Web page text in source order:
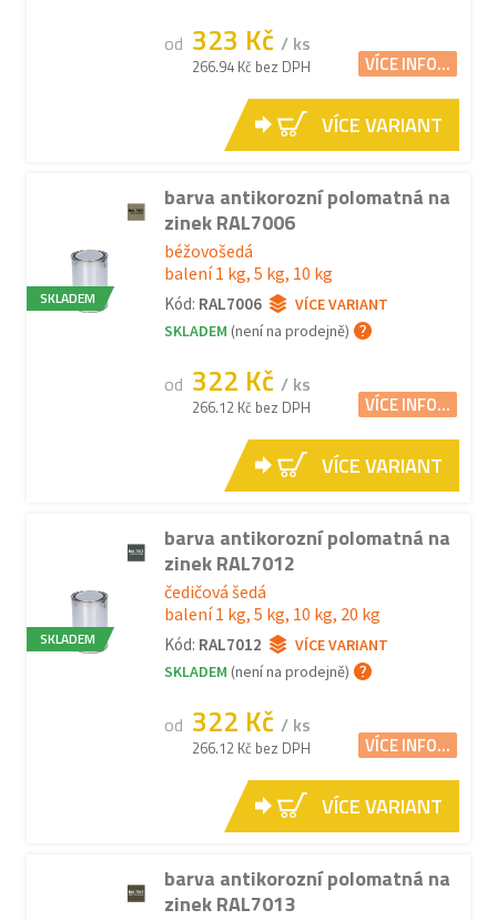
od 323 Kč / ks
266.94 Kč bez DPH VÍCE INFO...
VÍCE VARIANT
SKLADEM
barva antikorozní polomatná na
zinek RAL7006
béžovošedá
balení 1 kg, 5 kg, 10 kg
Kód: RAL7006
VÍCE VARIANT
SKLADEM (není na prodejně)
od 322 Kč / ks
266.12 Kč bez DPH VÍCE INFO...
VÍCE VARIANT
SKLADEM
barva antikorozní polomatná na
zinek RAL7012
čedičová šedá
balení 1 kg, 5 kg, 10 kg, 20 kg
Kód: RAL7012
VÍCE VARIANT
SKLADEM (není na prodejně)
od 322 Kč / ks
266.12 Kč bez DPH VÍCE INFO...
VÍCE VARIANT
barva antikorozní polomatná na
zinek RAL7013